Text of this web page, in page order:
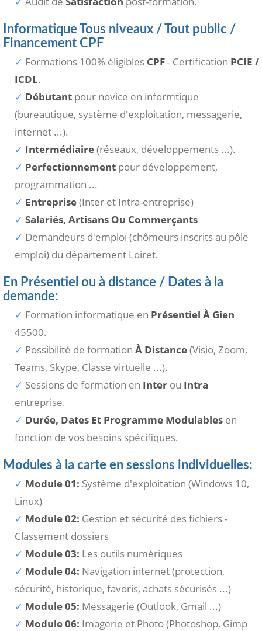
Informatique Tous niveaux / Tout public /
Financement CPF
Formations 100% éligibles CPF- Certification PCIE /
ICDL.
Débutant pour novice en informtique
(bureautique, système d'exploitation, messagerie,
internet ...).
Intermédiaire(réseaux, développements ...).
Perfectionnement pour développement,
programmation ...
Entreprise(Inter et Intra-entreprise)
Salariés, Artisans Ou Commerçants
Demandeurs d'emploi (chômeurs inscrits au pôle
emploi) du département Loiret.
En Présentiel ou à distance / Dates à la
demande:
Formation informatique en Présentiel À Gien
45500.
Possibilité de formation À Distance(Visio, Zoom,
Teams, Skype, Classe virtuelle ...).
Sessions de formation en Inter ou Intra
entreprise.
Durée, Dates Et Programme Modulables en
fonction de vos besoins spécifiques.
Modules à la carte en sessions individuelles:
Module 01: Système d'exploitation (Windows 10,
Linux)
Module 02: Gestion et sécurité des fichiers -
Classement dossiers
Module 03: Les outils numériques
Module 04: Navigation internet (protection,
sécurité, historique, favoris, achats sécurisés ...)
Module 05: Messagerie (Outlook, Gmail ...)
Module 06: Imagerie et Photo (Photoshop, Gimp